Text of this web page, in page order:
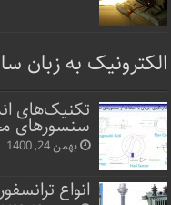
الکترونیک به زبان
تکنیک‌های
سنسورهای
بهمن 24, 1400
انواع